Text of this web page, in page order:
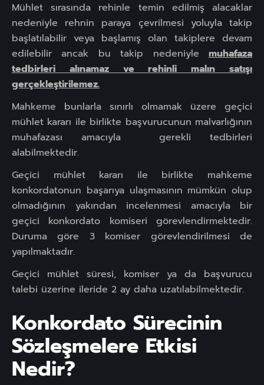
Mühlet sırasında rehinle temin edilmiş alacaklar
nedeniyle rehnin paraya çevrilmesi yoluyla takip
başlatılabilir veya başlamış olan takiplere devam
edilebilir ancak bu takip nedeniyle muhafaza
tedbirleri alınamaz ve rehinli malın satışı
gerçekleştirilemez.
Mahkeme bunlarla sınırlı olmamak üzere geçici
mühlet kararı ile birlikte başvurucunun malvarlığının
muhafazası amacıyla gerekli tedbirleri
alabilmektedir.
Geçici mühlet kararı ile birlikte mahkeme
konkordatonun başarıya ulaşmasının mümkün olup
olmadığının yakından incelenmesi amacıyla bir
geçici konkordato komiseri görevlendirmektedir.
Duruma göre 3 komiser görevlendirilmesi de
yapılmaktadır.
Geçici mühlet süresi, komiser ya da başvurucu
talebi üzerine ileride 2 ay daha uzatılabilmektedir.
Konkordato Sürecinin
Sözleşmelere Etkisi
Nedir?